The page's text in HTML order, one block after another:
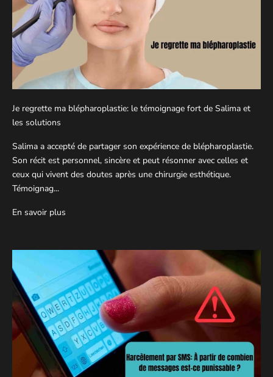
Je regrette ma blépharoplastie: le témoignage fort de Salima et
les solutions
Salima a accepté de partager son expérience de blépharoplastie.
Son récit est personnel, sincère et peut résonner avec celles et
ceux qui vivent des doutes après une chirurgie esthétique.
Témoignag...
En savoir plus